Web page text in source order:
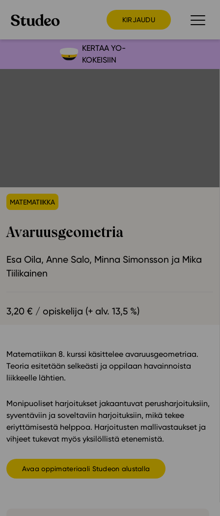
KIRJAUDU
Preppaaja
Yläkoulu
Lukio
Ominaisuudet
Webinaari­tallenteet
Yhteisö
Ohjevideot
Tietoa meistä
Eettiset periaatteet tekoälyn käyttöön
Ota yhteyttä
In English
KERTAA YO-
KOKEISIIN
MATEMATIIKKA
Avaruusgeometria
Esa Oila Anne Salo Minna Simonsson
Mika
Tiilikainen
3,20 € / opiskelija (+ alv. 13,5 %)
Matematiikan 8. kurssi käsittelee avaruusgeometriaa.
Teoria esitetään selkeästi ja oppilaan havainnoista
liikkeelle lähtien.
Monipuoliset harjoitukset jakaantuvat perusharjoituksiin,
syventäviin ja soveltaviin harjoituksiin, mikä tekee
eriyttämisestä helppoa. Harjoitusten mallivastaukset ja
vihjeet tukevat myös yksilöllistä etenemistä.
Avaa oppimateriaali Studeon alustalla